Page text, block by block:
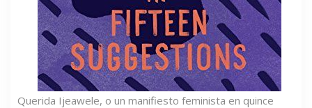
Querida Ijeawele, o un manifiesto feminista en quince